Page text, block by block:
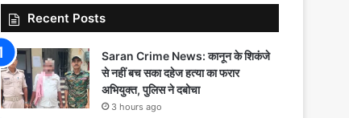
Recent Posts
Saran Crime News: कानून के शिकंजे
से नहीं बच सका दहेज हत्या का फरार
अभियुक्त, पुलिस ने दबोचा
3 hours ago